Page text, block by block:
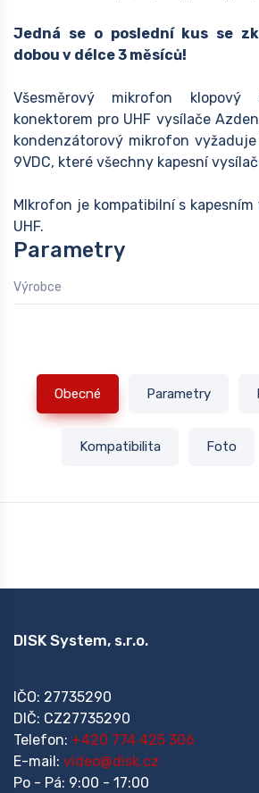
Jedná se o poslední kus se
dobou v délce 3 měsíců!
Všesměrový mikrofon
konektorem pro UHF vysílače
kondenzátorový mikrofon
9VDC, které všechny kapesní
MIkrofon je kompatibilní s
UHF.
Parametry
Výrobce
Obecné Parametry
Kompatibilita Foto
DISK System, s.r.o.
IČO: 27735290
DIČ: CZ27735290
Telefon: +420 774 425 306
E-mail: video@disk.cz
Po - Pá: 9:00 - 17:00